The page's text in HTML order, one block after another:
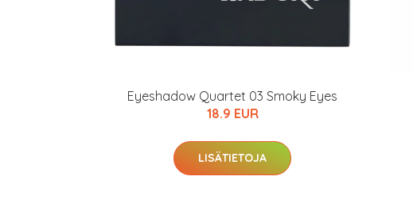
Eyeshadow Quartet 03 Smoky Eyes
18.9 EUR
LISÄTIETOJA